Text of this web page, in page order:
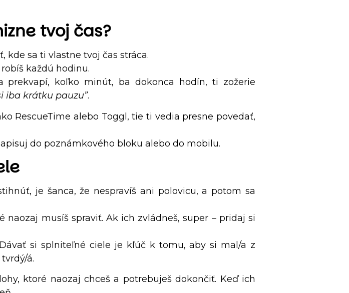
tvoj čas?
kde sa ti vlastne tvoj čas stráca.
každú hodinu.
prekvapí, koľko minút, ba dokonca hodín, ti zožerie
iba krátku pauzu”.
RescueTime alebo Toggl, tie ti vedia presne povedať,
do poznámkového bloku alebo do mobilu.
je šanca, že nespravíš ani polovicu, a potom sa
musíš spraviť. Ak ich zvládneš, super – pridaj si
si splniteľné ciele je kľúč k tomu, aby si mal/a z
á.
ktoré naozaj chceš a potrebuješ dokončiť. Keď ich